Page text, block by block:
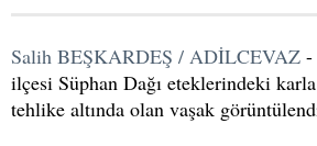
Salih BEŞKARDEŞ / ADİLCEVAZ -
ilçesi Süphan Dağı eteklerindeki
tehlike altında olan vaşak